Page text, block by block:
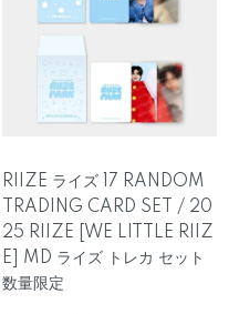
RIIZE ライズ 17 RANDOM
TRADING CARD SET / 20
25 RIIZE [WE LITTLE RIIZ
E] MD ライズ トレカ セット
数量限定